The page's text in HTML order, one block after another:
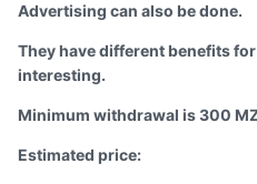
Advertising can also be done.
They have different benefits
interesting.
Minimum withdrawal is 300
Estimated price: